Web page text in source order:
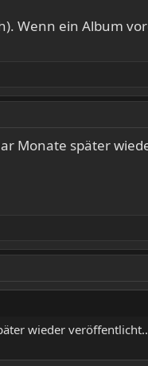
Wenn ein Album
Monate später
wieder